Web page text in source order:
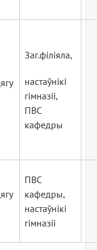
Заг.філіяла,
настаўнікі
гімназіі,
ПВС
кафедры
ПВС
кафедры,
настаўнікі
гімназіі